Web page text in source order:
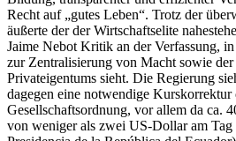
Recht auf „gutes Leben“. Trotz der
äußerte der der Wirtschaftselite
Jaime Nebot Kritik an der Verfassung,
zur Zentralisierung von Macht sowie
Privateigentums sieht. Die Regierung
dagegen eine notwendige Kurskorrektur
Gesellschaftsordnung, vor allem da ca.
von weniger als zwei US-Dollar am Tag